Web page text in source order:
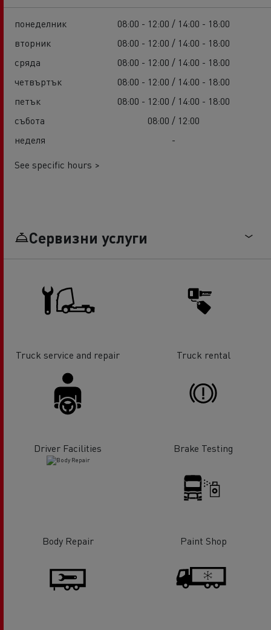
понеделник
08:00 - 12:00 / 14:00 - 18:00
вторник
08:00 - 12:00 / 14:00 - 18:00
сряда
08:00 - 12:00 / 14:00 - 18:00
четвъртък
08:00 - 12:00 / 14:00 - 18:00
петък
08:00 - 12:00 / 14:00 - 18:00
събота
08:00 / 12:00
неделя
-
See specific hours >
Сервизни услуги
Truck service and repair Truck rental
Driver Facilities Brake Testing
Body Repair Paint Shop